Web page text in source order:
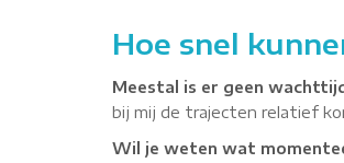
Hoe snel
Meestal is er geen wachttijd
bij mij de trajecten relatief
Wil je weten wat